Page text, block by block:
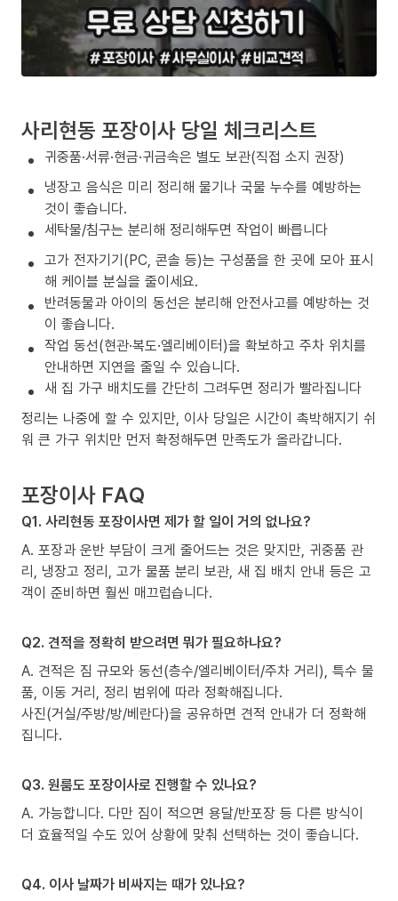
사리현동 포장이사 당일 체크리스트
귀중품·서류·현금·귀금속은 별도 보관(직접 소지 권장)
냉장고 음식은 미리 정리해 물기나 국물 누수를 예방하는
것이 좋습니다.
세탁물/침구는 분리해 정리해두면 작업이 빠릅니다
고가 전자기기(PC, 콘솔 등)는 구성품을 한 곳에 모아 표시
해 케이블 분실을 줄이세요.
반려동물과 아이의 동선은 분리해 안전사고를 예방하는 것
이 좋습니다.
작업 동선(현관·복도·엘리베이터)을 확보하고 주차 위치를
안내하면 지연을 줄일 수 있습니다.
새 집 가구 배치도를 간단히 그려두면 정리가 빨라집니다
정리는 나중에 할 수 있지만, 이사 당일은 시간이 촉박해지기 쉬
워 큰 가구 위치만 먼저 확정해두면 만족도가 올라갑니다.
포장이사 FAQ
Q1. 사리현동 포장이사면 제가 할 일이 거의 없나요?
A. 포장과 운반 부담이 크게 줄어드는 것은 맞지만, 귀중품 관
리, 냉장고 정리, 고가 물품 분리 보관, 새 집 배치 안내 등은 고
객이 준비하면 훨씬 매끄럽습니다.
Q2. 견적을 정확히 받으려면 뭐가 필요하나요?
A. 견적은 짐 규모와 동선(층수/엘리베이터/주차 거리), 특수 물
품, 이동 거리, 정리 범위에 따라 정확해집니다.
사진(거실/주방/방/베란다)을 공유하면 견적 안내가 더 정확해
집니다.
Q3. 원룸도 포장이사로 진행할 수 있나요?
A. 가능합니다. 다만 짐이 적으면 용달/반포장 등 다른 방식이
더 효율적일 수도 있어 상황에 맞춰 선택하는 것이 좋습니다.
Q4. 이사 날짜가 비싸지는 때가 있나요?